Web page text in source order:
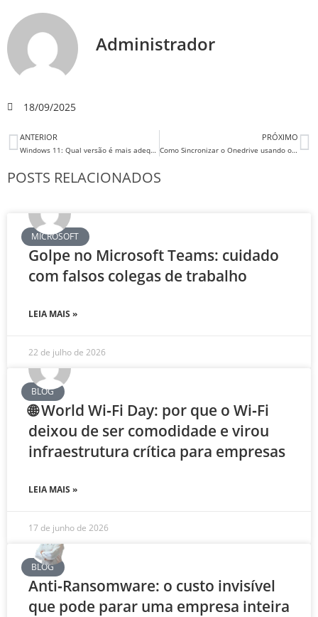
Administrador
18/09/2025
ANTERIOR
Windows 11: Qual versão é mais adequada para o ambiente corporativo? Home ou Pro
PRÓXIMO
Como Sincronizar o Onedrive usando o Debian 13
POSTS RELACIONADOS
MICROSOFT
Golpe no Microsoft Teams: cuidado
com falsos colegas de trabalho
LEIA MAIS »
22 de julho de 2026
BLOG
🌐 World Wi‑Fi Day: por que o Wi‑Fi
deixou de ser comodidade e virou
infraestrutura crítica para empresas
LEIA MAIS »
17 de junho de 2026
BLOG
Anti‑Ransomware: o custo invisível
que pode parar uma empresa inteira